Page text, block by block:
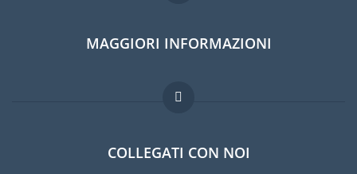
Guida per expat
Lavori all'estero
MAGGIORI INFORMAZIONI
Domande frequenti
COLLEGATI CON NOI